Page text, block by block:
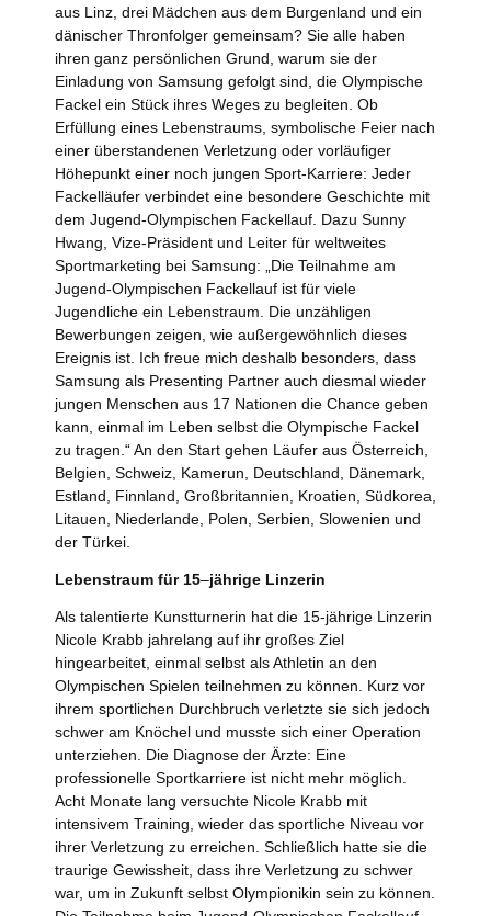
aus Linz, drei Mädchen aus dem Burgenland und ein
dänischer Thronfolger gemeinsam? Sie alle haben
ihren ganz persönlichen Grund, warum sie der
Einladung von Samsung gefolgt sind, die Olympische
Fackel ein Stück ihres Weges zu begleiten. Ob
Erfüllung eines Lebenstraums, symbolische Feier nach
einer überstandenen Verletzung oder vorläufiger
Höhepunkt einer noch jungen Sport-Karriere: Jeder
Fackelläufer verbindet eine besondere Geschichte mit
dem Jugend-Olympischen Fackellauf. Dazu Sunny
Hwang, Vize-Präsident und Leiter für weltweites
Sportmarketing bei Samsung: „Die Teilnahme am
Jugend-Olympischen Fackellauf ist für viele
Jugendliche ein Lebenstraum. Die unzähligen
Bewerbungen zeigen, wie außergewöhnlich dieses
Ereignis ist. Ich freue mich deshalb besonders, dass
Samsung als Presenting Partner auch diesmal wieder
jungen Menschen aus 17 Nationen die Chance geben
kann, einmal im Leben selbst die Olympische Fackel
zu tragen.“ An den Start gehen Läufer aus Österreich,
Belgien, Schweiz, Kamerun, Deutschland, Dänemark,
Estland, Finnland, Großbritannien, Kroatien, Südkorea,
Litauen, Niederlande, Polen, Serbien, Slowenien und
der Türkei.
Lebenstraum für 15–jährige Linzerin
Als talentierte Kunstturnerin hat die 15-jährige Linzerin
Nicole Krabb jahrelang auf ihr großes Ziel
hingearbeitet, einmal selbst als Athletin an den
Olympischen Spielen teilnehmen zu können. Kurz vor
ihrem sportlichen Durchbruch verletzte sie sich jedoch
schwer am Knöchel und musste sich einer Operation
unterziehen. Die Diagnose der Ärzte: Eine
professionelle Sportkarriere ist nicht mehr möglich.
Acht Monate lang versuchte Nicole Krabb mit
intensivem Training, wieder das sportliche Niveau vor
ihrer Verletzung zu erreichen. Schließlich hatte sie die
traurige Gewissheit, dass ihre Verletzung zu schwer
war, um in Zukunft selbst Olympionikin sein zu können.